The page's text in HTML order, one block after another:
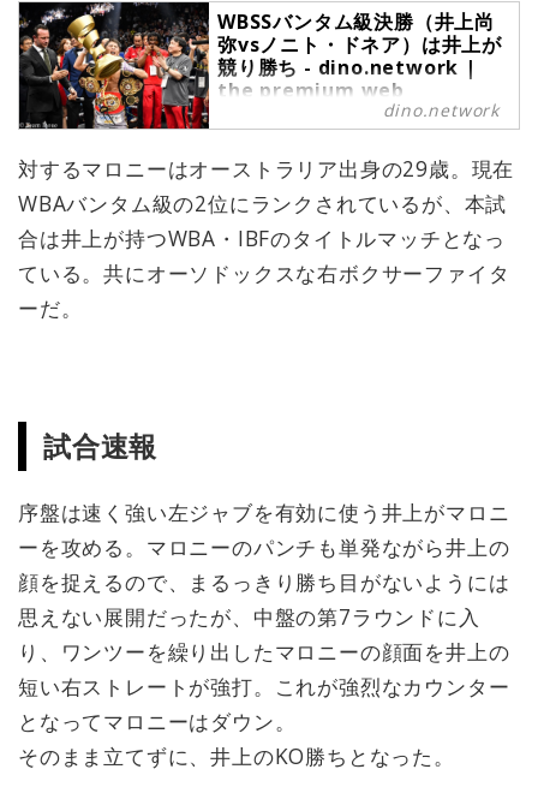
WBSSバンタム級決勝（井上尚
弥vsノニト・ドネア）は井上が
競り勝ち - dino.network |
the premium web
magazine for the Power
People by Revolver,Inc.
団体を超えた、真に最強のボクサー
を決めるイベント、ワールド・ボク
シング・スーパーシリーズ
（WBSS）のバンタム級決勝が2019
年11月7日、さいたまスーパーアリ
ーナで行われた。対戦するのはWBA
dino.network
対するマロニーはオーストラリア出身の29歳。現在
WBAバンタム級の2位にランクされているが、本試
合は井上が持つWBA・IBFのタイトルマッチとなっ
ている。共にオーソドックスな右ボクサーファイタ
ーだ。
試合速報
序盤は速く強い左ジャブを有効に使う井上がマロニ
ーを攻める。マロニーのパンチも単発ながら井上の
顔を捉えるので、まるっきり勝ち目がないようには
思えない展開だったが、中盤の第7ラウンドに入
り、ワンツーを繰り出したマロニーの顔面を井上の
短い右ストレートが強打。これが強烈なカウンター
となってマロニーはダウン。
そのまま立てずに、井上のKO勝ちとなった。